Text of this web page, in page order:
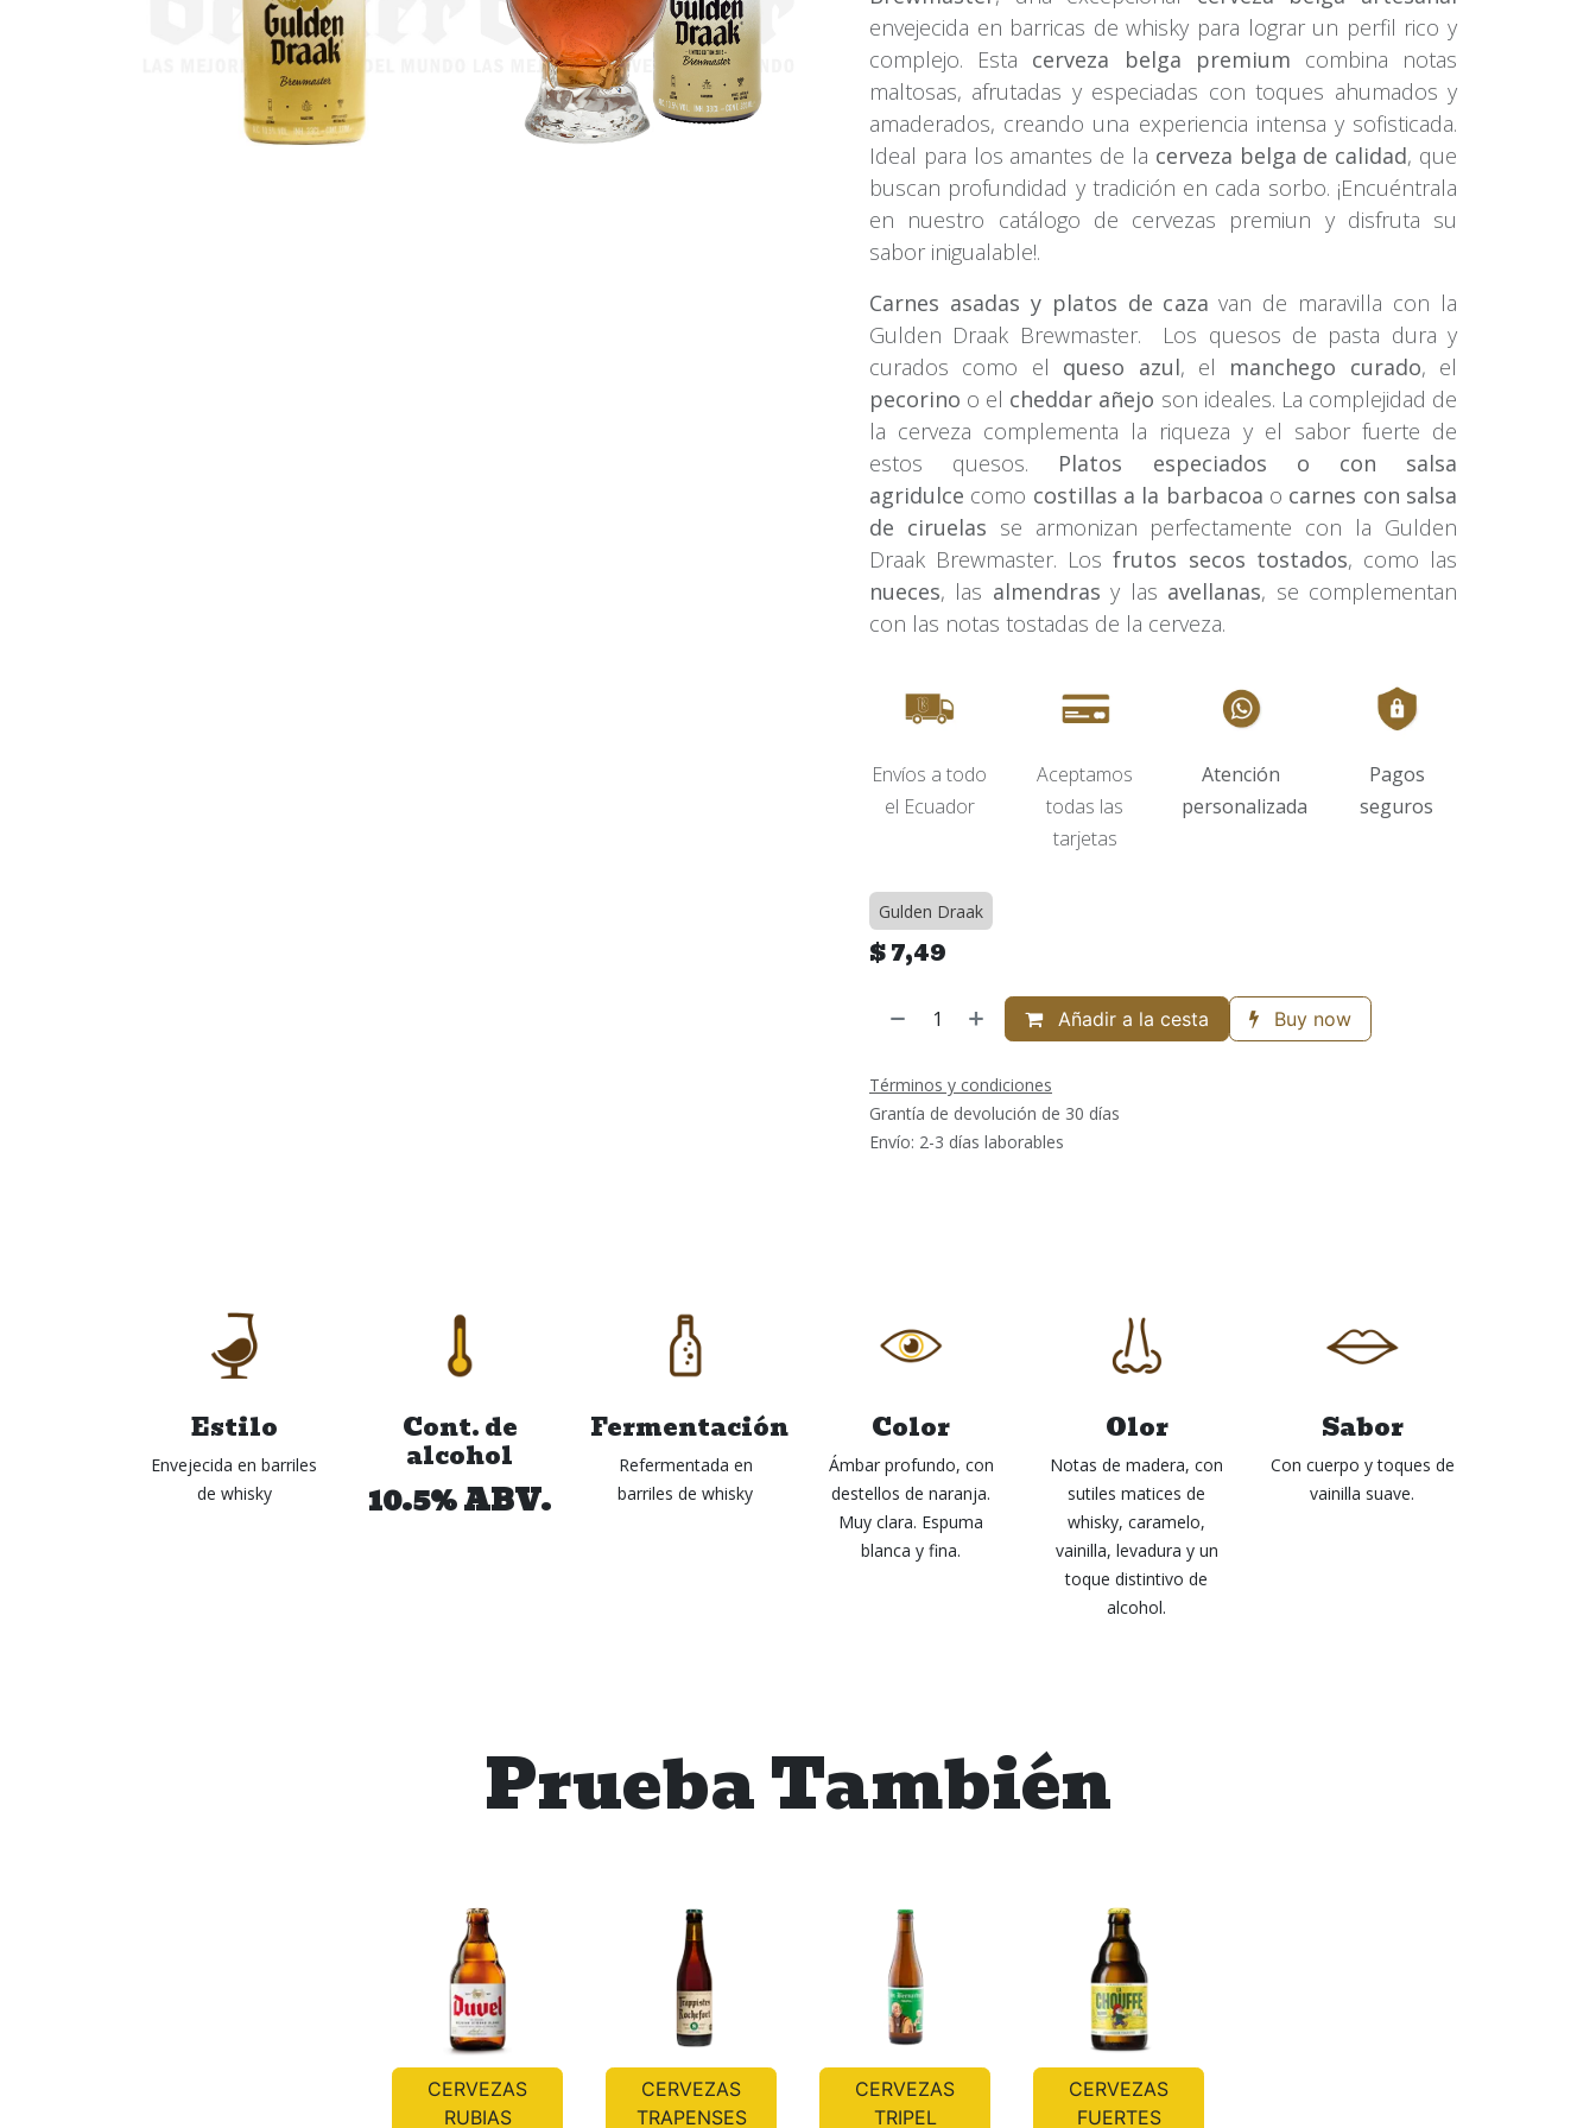
envejecida en barricas de whisky para lograr un perfil rico y
complejo. Esta cerveza belga premium combina notas
maltosas, afrutadas y especiadas con toques ahumados y
amaderados, creando una experiencia intensa y sofisticada.
Ideal para los amantes de la cerveza belga de calidad, que
buscan profundidad y tradición en cada sorbo. ¡Encuéntrala
en nuestro catálogo de cervezas premiun y disfruta su
sabor inigualable!.
Carnes asadas y platos de cazavan de maravilla con la
Gulden Draak Brewmaster. Los quesos de pasta dura y
curados como el queso azul, el manchego curado, el
pecorino o el cheddar añejo son ideales. La complejidad de
la cerveza complementa la riqueza y el sabor fuerte de
estos quesos. Platos especiados o con salsa
agridulce como costillas a la barbacoa o carnes con salsa
de ciruelas se armonizan perfectamente con la Gulden
Draak Brewmaster. Losfrutos secos tostados, como las
nueces, las almendras y las avellanas, se complementan
con las notas tostadas de la cerveza.
Envíos​ a todo
el Ecuador
Aceptamos
todas las
tarjetas
Atención
personalizada
Pagos
seguros
Gulden Draak
$7,49
Añadir a la cesta Buy now
Términos y condiciones
Grantía de devolución de 30 días
Envío: 2-3 días laborables
Estilo
Envejecida en barriles
de whisky
Cont. de
alcohol
10.5% ABV.
Fermentación
Refermentada en
barriles de whisky
Color
Ámbar profundo, con
destellos de naranja.
Muy clara. Espuma
blanca y fina.
Olor
Notas de madera, con
sutiles matices de
whisky, caramelo,
vainilla, levadura y un
toque distintivo de
alcohol.
Sabor
Con cuerpo y toques de
vainilla suave.
Prueba También
CERVEZAS
RUBIAS
CERVEZAS
TRAPENSES
CERVEZAS
TRIPEL
CERVEZAS
FUERTES